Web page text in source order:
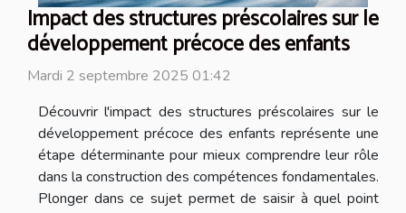
Impact des structures préscolaires sur le
développement précoce des enfants
Mardi 2 septembre 2025 01:42
Découvrir l'impact des structures préscolaires sur le
développement précoce des enfants représente une
étape déterminante pour mieux comprendre leur rôle
dans la construction des compétences fondamentales.
Plonger dans ce sujet permet de saisir à quel point